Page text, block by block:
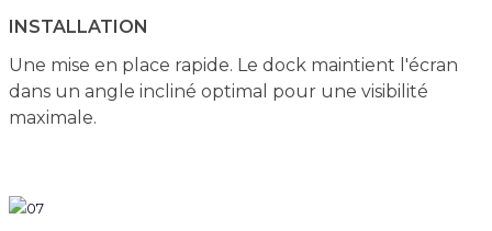
INSTALLATION
Une mise en place rapide. Le dock maintient l'écran
dans un angle incliné optimal pour une visibilité
maximale.